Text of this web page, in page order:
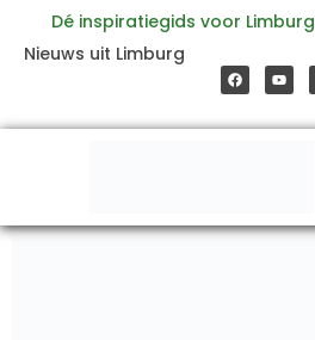
inhoud
Dé inspiratiegids voor Limburg
Nieuws uit Limburg
a
c
e
o
o
o
u
t
b
e